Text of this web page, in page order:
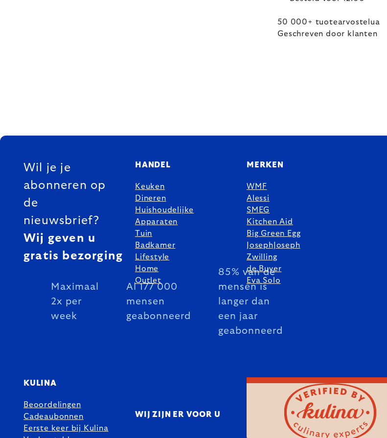
50 000+ tuotearvostelua
Geschreven door klanten
FOOTER
Wil je je
abonneren op
de
nieuwsbrief?
Wij geven u
gratis bezorging
Maximaal
2x per
week
Al 177 000
mensen
geabonneerd
85% van de
mensen is
langer dan
een jaar
geabonneerd
HANDEL
Keuken
Dineren
Huishoudelijke
Apparaten
Tuin
Badkamer
Lifestyle
Home
Outlet
MERKEN
WMF
Alessi
SMEG
Kitchen Aid
Big Green Egg
JosephJoseph
Zwilling
de Buyer
Eva Solo
KULINA
Beoordelingen
Cadeaubonnen
Eerste keer bij Kulina
WIJ ZIJN ER VOOR U